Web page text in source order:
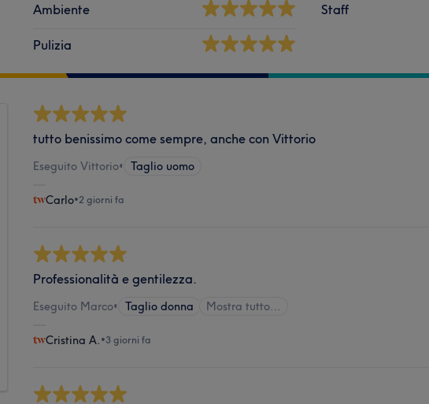
Ambiente
Pulizia
Staff
tutto benissimo come sempre, anche con Vittorio
Eseguito Vittorio• Taglio uomo
Carlo•2 giorni fa
Professionalità e gentilezza.
Eseguito Marco• Taglio donna Mostra tutto…
Cristina A. •3 giorni fa